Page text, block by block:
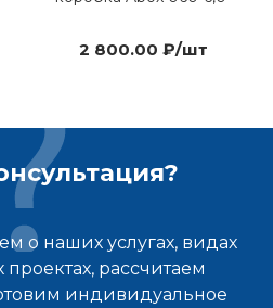
2 800.00 ₽/шт
о наших услугах, видах
рассчитаем
индивидуальное